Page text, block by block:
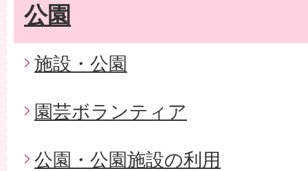
公園
施設・公園
園芸ボランティア
公園・公園施設の利用